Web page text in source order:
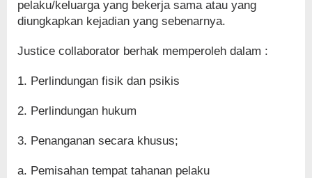
pelaku/keluarga yang bekerja sama atau yang
diungkapkan kejadian yang sebenarnya.
Justice collaborator berhak memperoleh dalam :
1. Perlindungan fisik dan psikis
2. Perlindungan hukum
3. Penanganan secara khusus;
a. Pemisahan tempat tahanan pelaku